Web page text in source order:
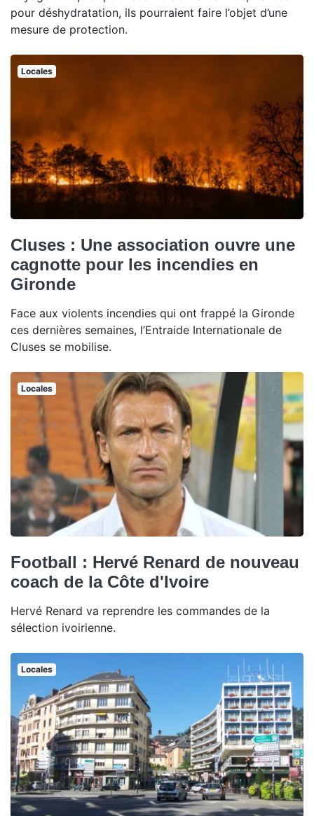
pour déshydratation, ils pourraient faire l’objet d’une
mesure de protection.
Locales
Cluses : Une association ouvre une
cagnotte pour les incendies en
Gironde
Face aux violents incendies qui ont frappé la Gironde
ces dernières semaines, l’Entraide Internationale de
Cluses se mobilise.
Locales
Football : Hervé Renard de nouveau
coach de la Côte d'Ivoire
Hervé Renard va reprendre les commandes de la
sélection ivoirienne.
Locales